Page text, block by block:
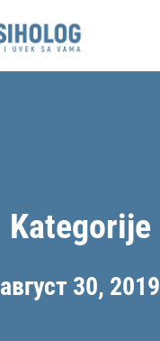
Kategorije
август 30, 2019